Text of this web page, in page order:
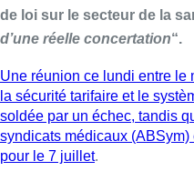
de loi sur le secteur de la
d’une réelle concertation“.
Une réunion ce lundi entre le
la sécurité tarifaire et le
soldée par un échec, tandis
syndicats médicaux
pour le 7 juillet.